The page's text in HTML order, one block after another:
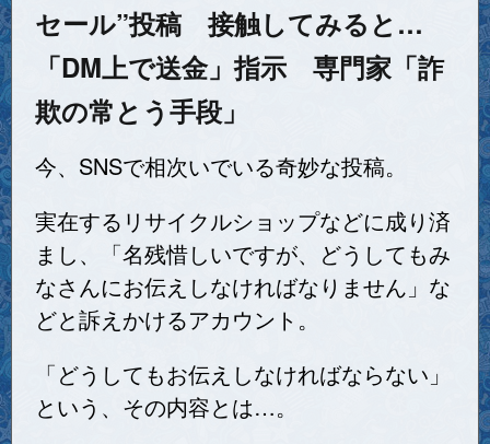
セール”投稿 接触してみると…
「DM上で送金」指示 専門家「詐
欺の常とう手段」
今、SNSで相次いでいる奇妙な投稿。
実在するリサイクルショップなどに成り済
まし、「名残惜しいですが、どうしてもみ
なさんにお伝えしなければなりません」な
どと訴えかけるアカウント。
「どうしてもお伝えしなければならない」
という、その内容とは…。